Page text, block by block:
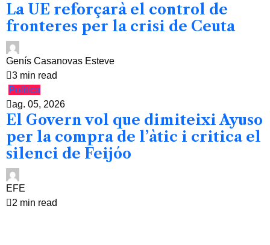
La UE reforçarà el control de
fronteres per la crisi de Ceuta
Genís Casanovas Esteve
3 min read
Política
ag. 05, 2026
El Govern vol que dimiteixi Ayuso
per la compra de l’àtic i critica el
silenci de Feijóo
EFE
2 min read